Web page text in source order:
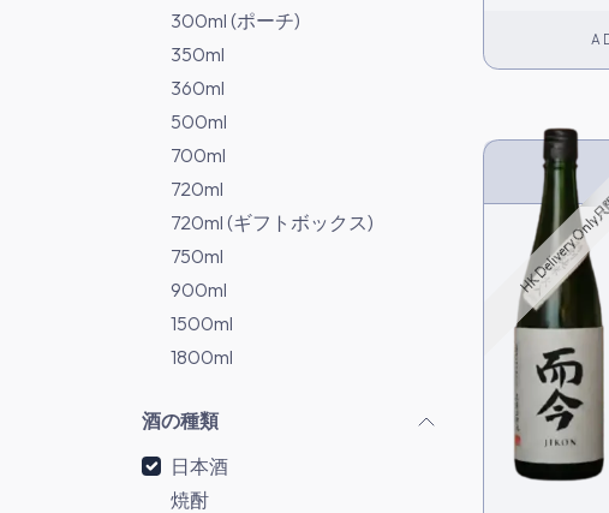
300ml (ポーチ)
350ml
360ml
500ml
700ml
720ml
720ml (ギフトボックス)
750ml
900ml
1500ml
1800ml
酒の種類
日本酒
焼酎
HK Delivery